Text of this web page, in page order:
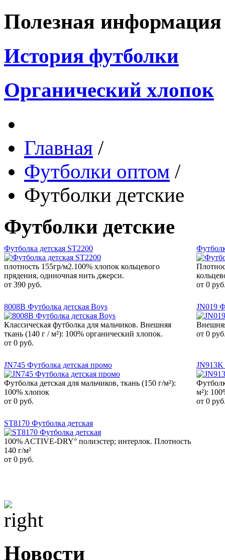
Полезная информация
История футболки
Органический хлопок
Главная /
Футболки оптом /
Футболки детские
Футболки детские
Футболка детская ST2200
плотность 155гр/м2.100% хлопок кольцевого
прядения, одиночная нить джерси.
от 390 руб.
от 0
8008B Футболка детская Boys
Классическая футболка для мальчиков. Внешняя
ткань (140 г / м²): 100% органический хлопок.
от 0 руб.
JN019
от 0
JN745 Футболка детская промо
Футболка детская для мальчиков, ткань (150 г/м²):
100% хлопок
от 0 руб.
JN913K
м²):
от 0
ST8170 Футболка детская
100% ACTIVE-DRY° полиэстер; интерлок. Плотность
140 г/м²
от 0 руб.
Новости